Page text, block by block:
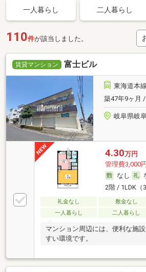
一人暮らし 二人暮らし
110件が該当しました。
賃貸マンション 富士ビル
東海道本
築47年9ヶ月
岐阜県岐
4.30万円
管理費3,000円
なし
2階 / 1LDK（
礼金なし 敷金なし
一人暮らし
二人暮らし
マンション周辺には、便利な施
すい環境です。